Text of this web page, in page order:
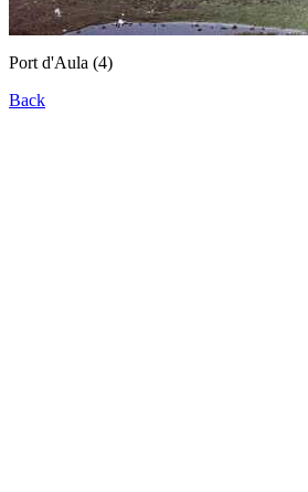
Port d'Aula (4)
Back